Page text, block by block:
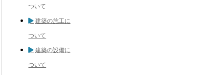
ついて
建築の施工に
ついて
建築の設備に
ついて